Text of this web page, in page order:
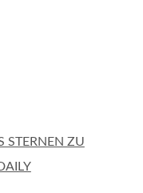
STERNEN ZU